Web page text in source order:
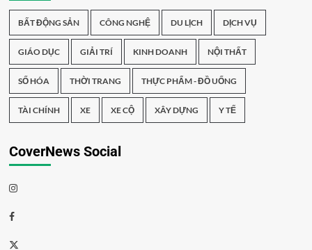
BẤT ĐỘNG SẢN CÔNG NGHỆ DU LỊCH DỊCH VỤ
GIÁO DỤC GIẢI TRÍ KINH DOANH NỘI THẤT
SỐ HÓA THỜI TRANG THỰC PHẨM - ĐỒ UỐNG
TÀI CHÍNH XE XE CỘ XÂY DỰNG Y TẾ
CoverNews Social